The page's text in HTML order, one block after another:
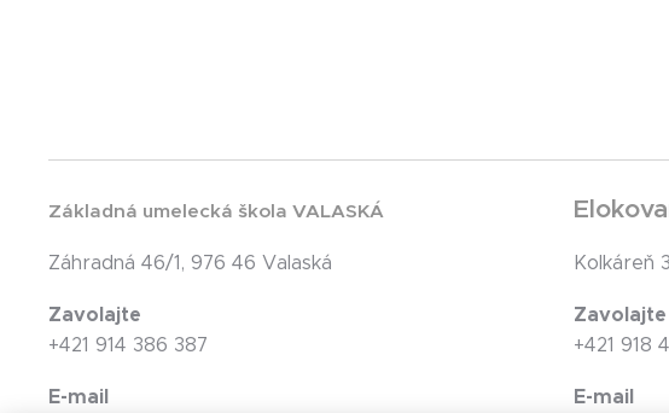
Základná umelecká škola VALASKÁ
Záhradná 46/1, 976 46 Valaská
Zavolajte
+421 914 386 387
E-mail
Kolkáreň
Zavolajte
+421 918
E-mail